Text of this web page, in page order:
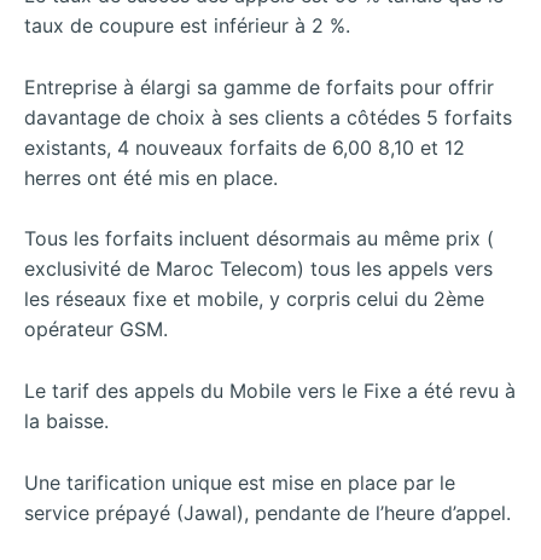
taux de coupure est inférieur à 2 %.
Entreprise à élargi sa gamme de forfaits pour offrir
davantage de choix à ses clients a côtédes 5 forfaits
existants, 4 nouveaux forfaits de 6,00 8,10 et 12
herres ont été mis en place.
Tous les forfaits incluent désormais au même prix (
exclusivité de Maroc Telecom) tous les appels vers
les réseaux fixe et mobile, y corpris celui du 2ème
opérateur GSM.
Le tarif des appels du Mobile vers le Fixe a été revu à
la baisse.
Une tarification unique est mise en place par le
service prépayé (Jawal), pendante de l’heure d’appel.